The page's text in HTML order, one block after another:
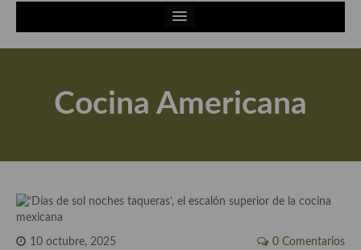
Actualidad y recomendaciones
Apuntes, estudios sobre temas interesantes e importantes
Flores en la cocina recetas
Técnicas de emplatado
Cocina Americana
10 octubre, 2025 0 Comentarios